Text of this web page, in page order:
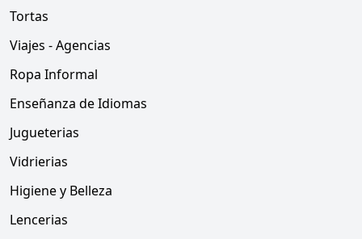
Tortas
Viajes - Agencias
Ropa Informal
Enseñanza de Idiomas
Jugueterias
Vidrierias
Higiene y Belleza
Lencerias